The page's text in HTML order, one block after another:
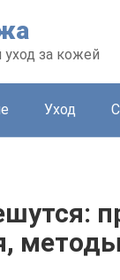
уход за кожей
Уход